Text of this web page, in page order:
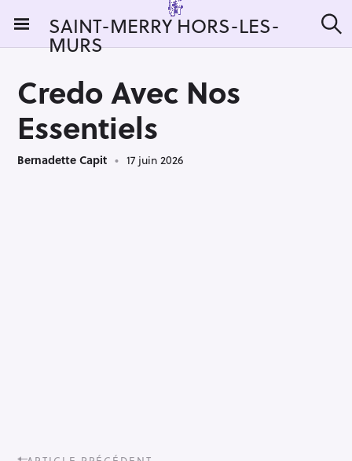
i
SAINT-MERRY HORS-LES-
MURS e
Credo Avec Nos
Essentiels
Bernadette Capit 17 juin 2026
P